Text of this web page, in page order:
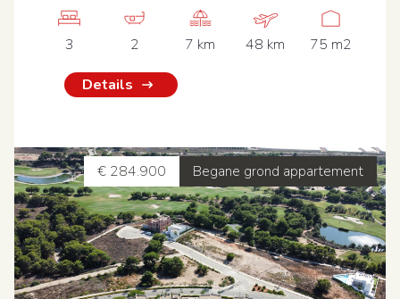
3 2 7 km 48 km 75 m2
Details
Begane grond appartement
€ 284.900